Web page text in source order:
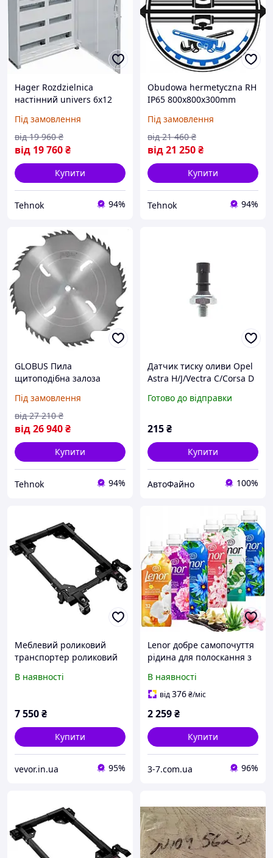
Hager Rozdzielnica
настінний univers 6x12
FWB52N (на Замовлення)
Під замовлення
від 19 760₴
від 19 960 ₴
Купити
Tehnok 94%
Obudowa hermetyczna RH
IP65 800x800x300mm
RH 883 6 (на Замовлення)
Під замовлення
від21 250₴
від 21 460 ₴
Купити
Tehnok 94%
GLOBUS Пила
щитоподібна залоза
Otw 55mm HM 6,0 4,0 8x5
GM (на Замовлення)
Під замовлення
від26 940₴
від 27 210 ₴
Купити
Tehnok 94%
Датчик тиску оливи Opel
Astra H/J/Vectra C/Corsa D
(0.2 bar) 1.800.170
Готово до відправки
215₴
Купити
АвтоФайно 100%
Меблевий роликовий
транспортер роликовий
457.2x609.6mm-
В наявності
7 550₴
Купити
vevor.in.ua 95%
Lenor добре самопочуття
рідина для полоскання з
800мл
В наявності
від376₴/міс
2 259₴
Купити
3-7.com.ua 96%